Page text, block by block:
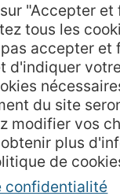
"Accepter et
tous les
accepter et
d'indiquer
du site
modifier vos
plus
de
confidentialité
mentionnées